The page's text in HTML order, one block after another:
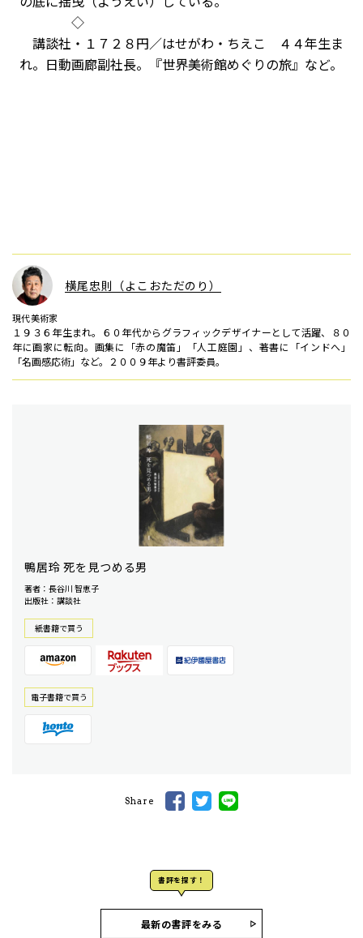
◇
講談社・１７２８円／はせがわ・ちえこ ４４年生ま
れ。日動画廊副社長。『世界美術館めぐりの旅』など。
横尾忠則（よこおただのり）
現代美術家
１９３６年生まれ。６０年代からグラフィックデザイナーとして活躍、８０
年に画家に転向。画集に「赤の魔笛」「人工庭園」、著書に「インドへ」
「名画感応術」など。２００９年より書評委員。
鴨居玲 死を見つめる男
著者：長谷川 智恵子
出版社：講談社
紙書籍で買う
電⼦書籍で買う
Share
書評を探す！
最新の書評をみる